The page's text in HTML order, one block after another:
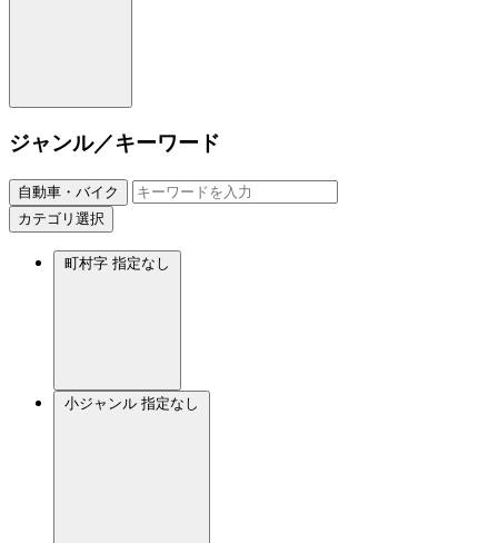
ジャンル／キーワード
自動車・バイク
カテゴリ選択
町村字 指定なし
小ジャンル 指定なし